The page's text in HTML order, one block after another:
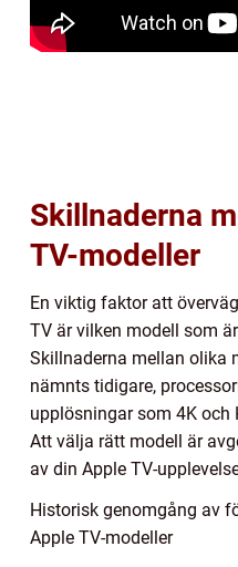
Skillnaderna
TV-modeller
En viktig faktor att
TV är vilken modell som
Skillnaderna mellan olika
nämnts tidigare,
upplösningar som 4K och
Att välja rätt modell är
av din Apple TV-
Historisk genomgång av
Apple TV-modeller